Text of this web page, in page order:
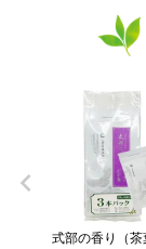
式部の香り（茶